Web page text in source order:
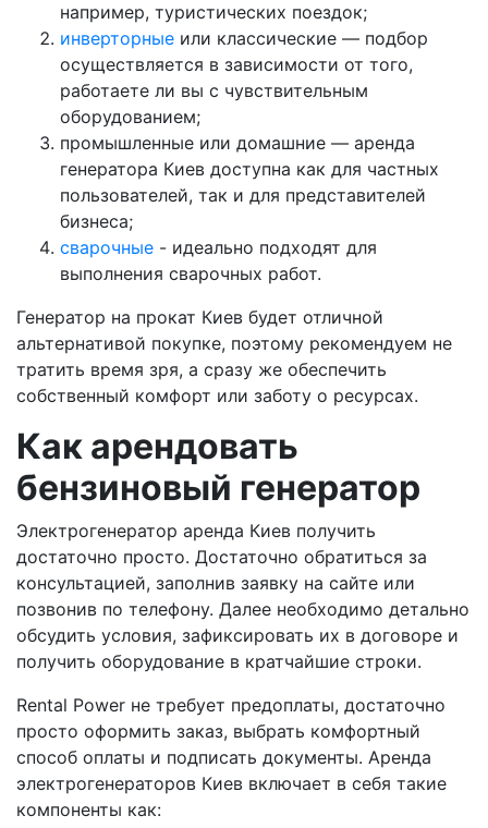
например, туристических поездок;
инверторные или классические — подбор
осуществляется в зависимости от того,
работаете ли вы с чувствительным
оборудованием;
промышленные или домашние — аренда
генератора Киев доступна как для частных
пользователей, так и для представителей
бизнеса;
сварочные - идеально подходят для
выполнения сварочных работ.
Генератор на прокат Киев будет отличной
альтернативой покупке, поэтому рекомендуем не
тратить время зря, а сразу же обеспечить
собственный комфорт или заботу о ресурсах.
Как арендовать
бензиновый генератор
Электрогенератор аренда Киев получить
достаточно просто. Достаточно обратиться за
консультацией, заполнив заявку на сайте или
позвонив по телефону. Далее необходимо детально
обсудить условия, зафиксировать их в договоре и
получить оборудование в кратчайшие строки.
Rental Power не требует предоплаты, достаточно
просто оформить заказ, выбрать комфортный
способ оплаты и подписать документы. Аренда
электрогенераторов Киев включает в себя такие
компоненты как: